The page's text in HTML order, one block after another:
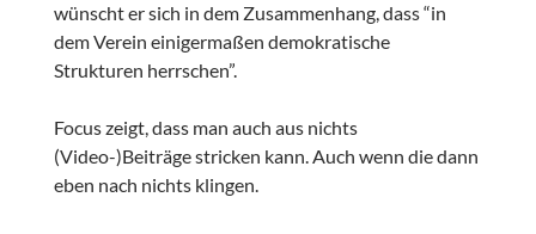
wünscht er sich in dem Zusammenhang, dass “in
dem Verein einigermaßen demokratische
Strukturen herrschen”.
Focus zeigt, dass man auch aus nichts
(Video-)Beiträge stricken kann. Auch wenn die dann
eben nach nichts klingen.